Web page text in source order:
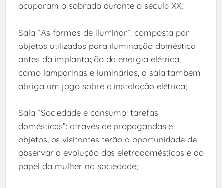
ocuparam o sobrado durante o século XX;
Sala “As formas de iluminar”: composta por
objetos utilizados para iluminação doméstica
antes da implantação da energia elétrica,
como lamparinas e luminárias, a sala também
abriga um jogo sobre a instalação elétrica;
Sala “Sociedade e consumo: tarefas
domésticas”: através de propagandas e
objetos, os visitantes terão a oportunidade de
observar a evolução dos eletrodomésticos e do
papel da mulher na sociedade;